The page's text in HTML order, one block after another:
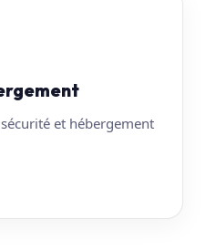
et hébergement